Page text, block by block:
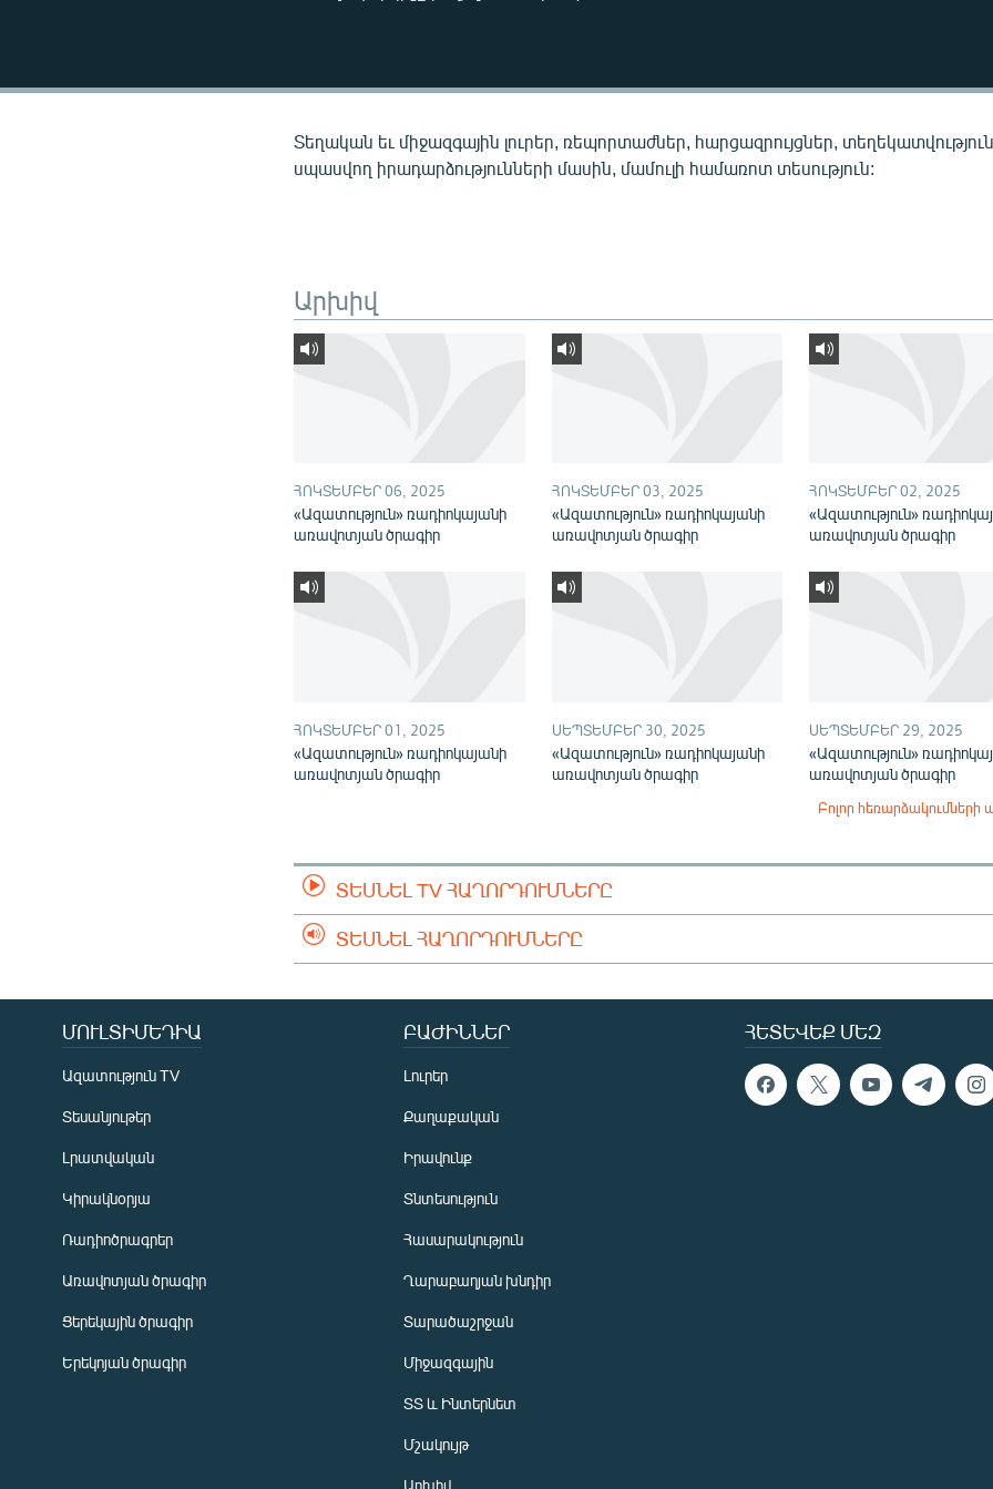
ՍՊՈՐՏ
Տեղական եւ միջազգային լուրեր, ռեպորտաժներ, հարցազրույցներ,
սպասվող իրադարձությունների մասին, մամուլի համառոտ տեսություն:
Արխիվ
ՀՈԿՏԵՄԲԵՐ 06, 2025
«Ազատություն» ռադիոկայանի
առավոտյան ծրագիր
ՀՈԿՏԵՄԲԵՐ 03, 2025
«Ազատություն» ռադիոկայանի
առավոտյան ծրագիր
ՀՈԿՏԵՄԲԵՐ 02, 2025
«Ազատություն»
առավոտյան ծրագիր
ՀՈԿՏԵՄԲԵՐ 01, 2025
«Ազատություն» ռադիոկայանի
առավոտյան ծրագիր
ՍԵՊՏԵՄԲԵՐ 30, 2025
«Ազատություն» ռադիոկայանի
առավոտյան ծրագիր
ՍԵՊՏԵՄԲԵՐ 29, 2025
«Ազատություն»
առավոտյան ծրագիր
Բոլոր հեռարձակումների
ՏԵՍՆԵԼ TV ՀԱՂՈՐԴՈՒՄՆԵՐԸ
ՏԵՍՆԵԼ ՀԱՂՈՐԴՈՒՄՆԵՐԸ
ՀԵՏԵՎԵՔ ՄԵԶ
ՄՈՒԼՏԻՄԵԴԻԱ
Ազատություն TV
Տեսանյութեր
Լրատվական
Կիրակնօրյա
Ռադիոծրագրեր
Առավոտյան ծրագիր
Ցերեկային ծրագիր
Երեկոյան ծրագիր
ԲԱԺԻՆՆԵՐ
Լուրեր
Քաղաքական
Իրավունք
Տնտեսություն
Հասարակություն
Ղարաբաղյան խնդիր
Տարածաշրջան
Միջազգային
ՏՏ և Ինտերնետ
Մշակույթ
Արխիվ